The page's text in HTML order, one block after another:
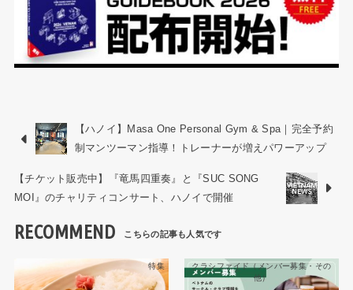
【ハノイ】Masa One Personal Gym & Spa｜完全予約
制マンツーマン指導！トレーナーが増えパワーアップ
【チケット販売中】『竜馬四重奏』と『SUC SONG
MOI』のチャリティコンサート、ハノイで開催
RECOMMEND
特集
クラシファイド（メンバー募集・その
他）